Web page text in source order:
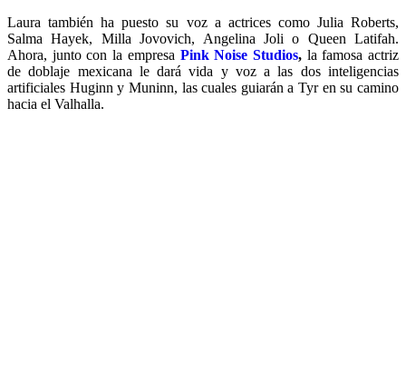
Laura también ha puesto su voz a actrices como Julia Roberts,
Salma Hayek, Milla Jovovich, Angelina Joli o Queen Latifah.
Ahora, junto con la empresa Pink Noise Studios,la famosa actriz
de doblaje mexicana le dará vida y voz a las dos inteligencias
artificiales Huginn y Muninn, las cuales guiarán a Tyr en su camino
hacia el Valhalla.